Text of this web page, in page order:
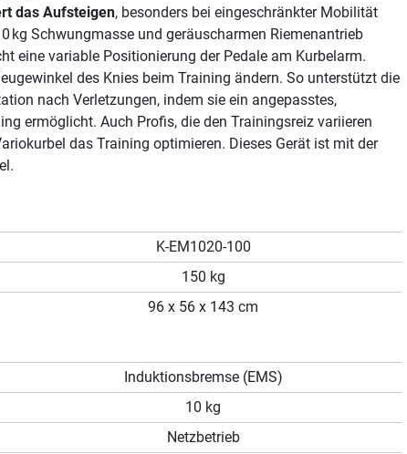
das Aufsteigen, besonders bei eingeschränkter Mobilität
kg Schwungmasse und geräuscharmen Riemenantrieb
eine variable Positionierung der Pedale am Kurbelarm.
des Knies beim Training ändern. So unterstützt die
nach Verletzungen, indem sie ein angepasstes,
ermöglicht. Auch Profis, die den Trainingsreiz variieren
das Training optimieren. Dieses Gerät ist mit der
K-EM1020-100
150 kg
96 x 56 x 143 cm
Induktionsbremse (EMS)
10 kg
Netzbetrieb